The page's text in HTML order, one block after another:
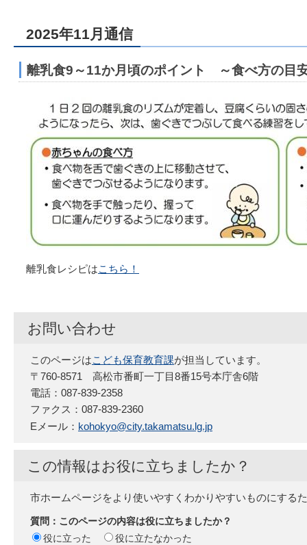
2025年11月通信
離乳食9～11か月頃のポイント ～食べ方の目
離乳食レシピはこちら！
お問い合わせ
このページはこども保育教育課が担当しています。
〒760-8571 高松市番町一丁目8番15号本庁舎6階
電話：087-839-2358
ファクス：087-839-2360
Eメール： kohokyo@city.takamatsu.lg.jp
この情報はお役に立ちましたか？
市ホームページをより使いやすくわかりやすいものにする
質問：このページの内容は役に立ちましたか？
役に立った
役に立たなかった